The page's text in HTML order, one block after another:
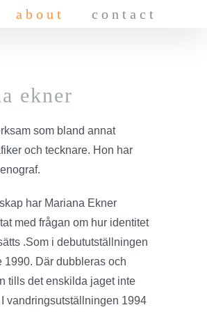
about contact
ekner
som bland annat
och tecknare. Hon har
har Mariana Ekner
med frågan om hur identitet
.Som i debututställningen
1990. Där dubbleras och
tills det enskilda jaget inte
vandringsutställningen 1994